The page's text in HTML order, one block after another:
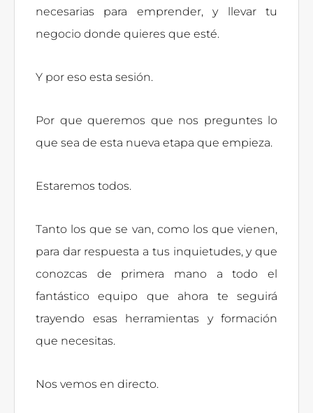
necesarias para emprender, y llevar tu
negocio donde quieres que esté.
Y por eso esta sesión.
Por que queremos que nos preguntes lo
que sea de esta nueva etapa que empieza.
Estaremos todos.
Tanto los que se van, como los que vienen,
para dar respuesta a tus inquietudes, y que
conozcas de primera mano a todo el
fantástico equipo que ahora te seguirá
trayendo esas herramientas y formación
que necesitas.
Nos vemos en directo.